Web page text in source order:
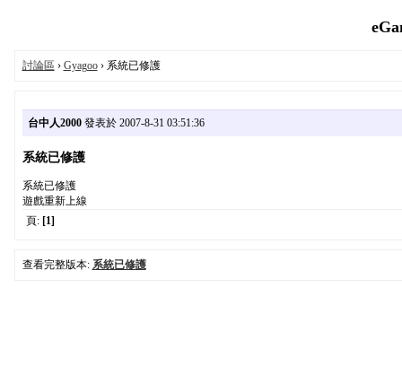
討論區 › Gyagoo› 系統已修護
台中人2000發表於 2007-8-31 03:51:36
系統已修護
系統已修護
遊戲重新上線
頁: [1]
查看完整版本: 系統已修護